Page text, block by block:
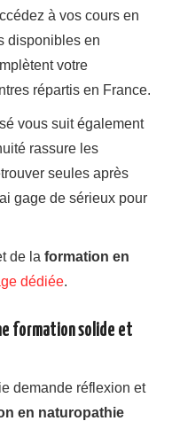
à vos cours en
disponibles en
votre
répartis en France.
vous suit également
rassure les
seules après
gage de sérieux pour
de laformation en
dédiée.
formation solide et
demande réflexion et
en naturopathie